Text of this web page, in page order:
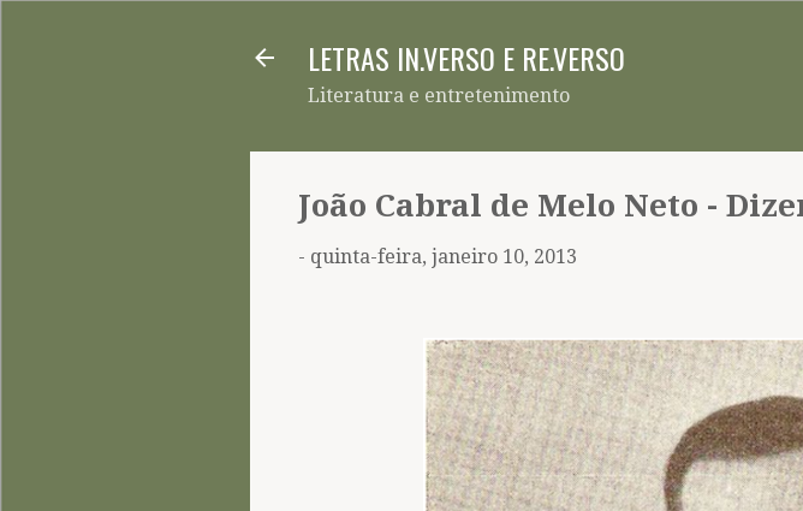
LETRAS IN.VERSO E RE.VERSO
Literatura e entretenimento
João Cabral de Melo Neto -
- quinta-feira, janeiro 10, 2013